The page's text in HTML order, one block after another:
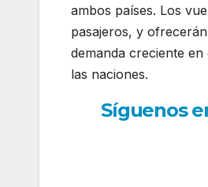
ambos países. Los
pasajeros, y
demanda creciente
las naciones.
Síguenos